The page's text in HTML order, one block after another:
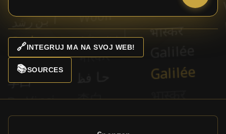
🔗INTEGRUJ MA NA SVOJ WEB!
📚SOURCES